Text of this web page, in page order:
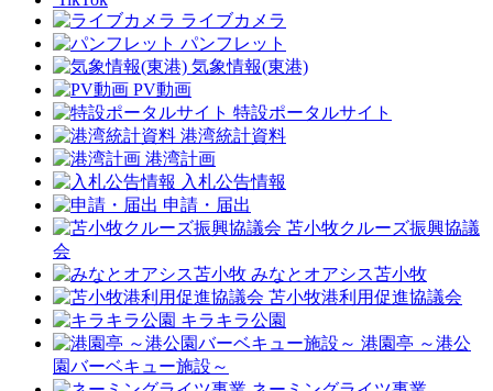
ライブカメラ
パンフレット
気象情報(東港)
PV動画
特設ポータルサイト
港湾統計資料
港湾計画
入札公告情報
申請・届出
苫小牧クルーズ振興協議
会
みなとオアシス苫小牧
苫小牧港利用促進協議会
キラキラ公園
港園亭 ～港公
園バーベキュー施設～